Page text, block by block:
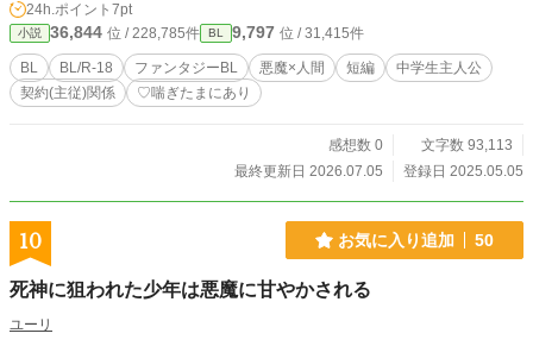
い。 ①♡喘ぎ、②催淫、③暗示、④不感気味(受)、⑤攻めフ
ェラ ♡喘ぎ…行為中の一部でのみ使用。下品な喘ぎや呼称は
ない(つもり)です。 何でも許せる方向けです
24h.ポイント 7pt
小説 36,844 位 / 228,785件 BL 9,797 位 / 31,415件
BL BL/R-18 ファンタジーBL 悪魔×人間 短編
中学生主人公
契約(主従)関係
♡喘ぎたまにあり
感想数 0
文字数 93,113
最終更新日 2026.07.05
登録日 2025.05.05
10 お気に入り追加 50
死神に狙われた少年は悪魔に甘やかされる
ユーリ